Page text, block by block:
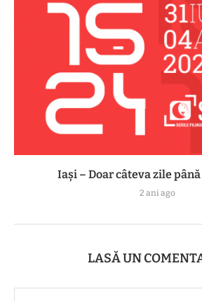
Iași – Doar câteva zile până
2 ani ago
LASĂ UN